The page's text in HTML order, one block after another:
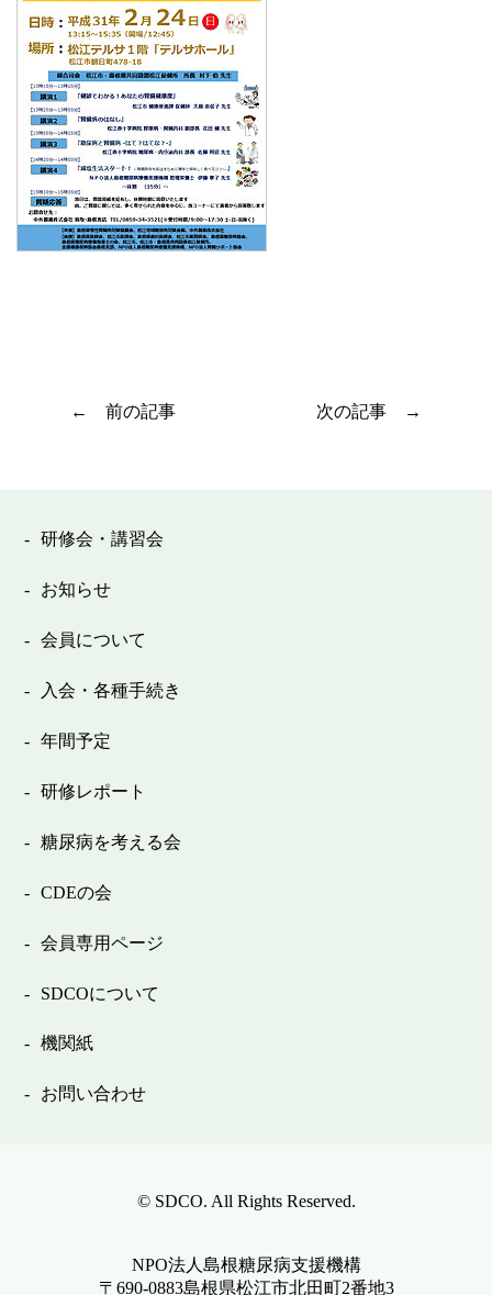
前の記事 次の記事
研修会・講習会
お知らせ
会員について
入会・各種手続き
年間予定
研修レポート
糖尿病を考える会
CDEの会
会員専用ページ
SDCOについて
機関紙
お問い合わせ
© SDCO. All Rights Reserved.
NPO法人島根糖尿病支援機構
〒690-0883島根県松江市北田町2番地3